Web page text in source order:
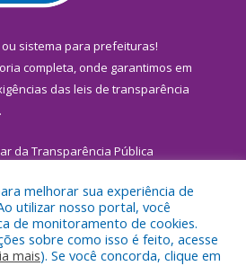
ou sistema para prefeituras!
completa, onde garantimos em
das leis de transparência
da Transparência Pública
a Prefeitura Municipal de
melhorar sua experiência de
utilizar nosso portal, você
de monitoramento de cookies.
sobre como isso é feito, acesse
mais). Se você concorda, clique em